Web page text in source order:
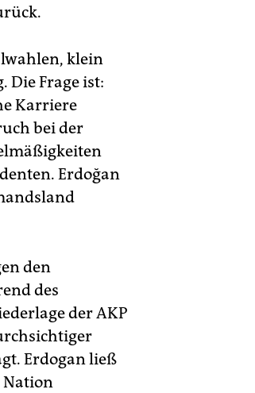
klein
Die Frage ist:
Karriere
bei der
Erdoğan
den
des
der AKP
Erdogan ließ
Nation